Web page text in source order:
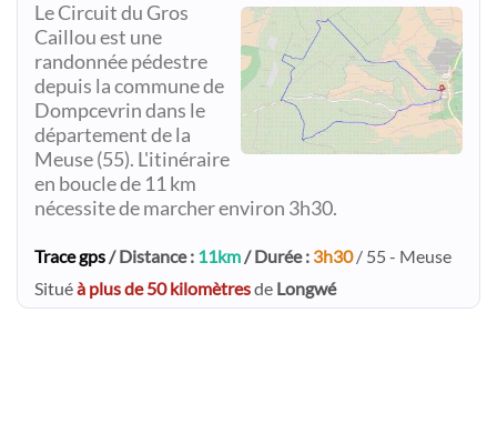
Le Circuit du Gros
Caillou est une
randonnée pédestre
depuis la commune de
Dompcevrin dans le
département de la
Meuse (55). L'itinéraire
en boucle de 11 km
nécessite de marcher environ 3h30.
Trace gps/ Distance : 11km/ Durée : 3h30/ 55 - Meuse
Situéà plus de 50 kilomètresde Longwé